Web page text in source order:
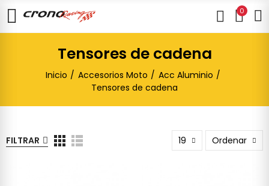
0
Tensores de cadena
Inicio Accesorios Moto
Acc Aluminio
Tensores de cadena
FILTRAR 19 Ordenar